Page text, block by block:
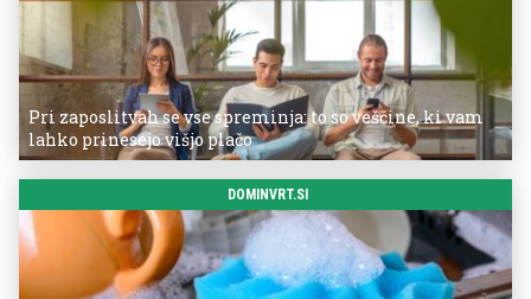
Pri zaposlitvah se vse spreminja: to so veščine, ki vam
lahko prinesejo višjo plačo
DOMINVRT.SI